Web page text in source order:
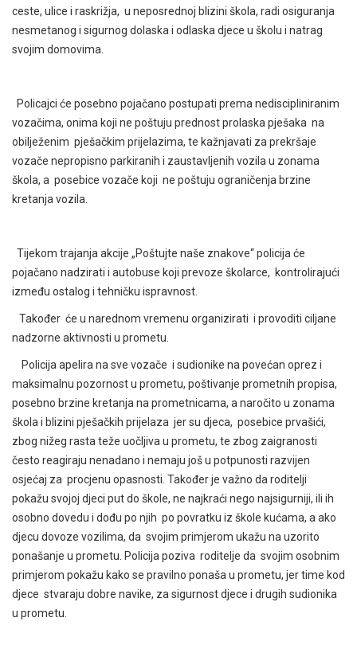
ceste, ulice i raskrižja, u neposrednoj blizini škola, radi osiguranja
nesmetanog i sigurnog dolaska i odlaska djece u školu i natrag
svojim domovima.
Policajci će posebno pojačano postupati prema nediscipliniranim
vozačima, onima koji ne poštuju prednost prolaska pješaka na
obilježenim pješačkim prijelazima, te kažnjavati za prekršaje
vozače nepropisno parkiranih i zaustavljenih vozila u zonama
škola, a posebice vozače koji ne poštuju ograničenja brzine
kretanja vozila.
Tijekom trajanja akcije „Poštujte naše znakove“ policija će
pojačano nadzirati i autobuse koji prevoze školarce, kontrolirajući
između ostalog i tehničku ispravnost.
Također će u narednom vremenu organizirati i provoditi ciljane
nadzorne aktivnosti u prometu.
Policija apelira na sve vozače i sudionike na povećan oprez i
maksimalnu pozornost u prometu, poštivanje prometnih propisa,
posebno brzine kretanja na prometnicama, a naročito u zonama
škola i blizini pješačkih prijelaza jer su djeca, posebice prvašići,
zbog nižeg rasta teže uočljiva u prometu, te zbog zaigranosti
često reagiraju nenadano i nemaju još u potpunosti razvijen
osjećaj za procjenu opasnosti. Također je važno da roditelji
pokažu svojoj djeci put do škole, ne najkraći nego najsigurniji, ili ih
osobno dovedu i dođu po njih po povratku iz škole kućama, a ako
djecu dovoze vozilima, da svojim primjerom ukažu na uzorito
ponašanje u prometu. Policija poziva roditelje da svojim osobnim
primjerom pokažu kako se pravilno ponaša u prometu, jer time kod
djece stvaraju dobre navike, za sigurnost djece i drugih sudionika
u prometu.